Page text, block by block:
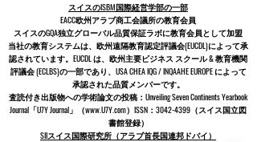
スイスのISBM国際経営学部の一部
EACC欧州アラブ商工会議所の教育会員
スイスのGQA独立グローバル品質保証ラボに教育会員として加盟
当社の教育システムは、欧州遠隔教育認定評議会(EUCDL)によって承
認されています。EUCDL は、 欧州主要ビジネス スクール & 教育機関
評議会 (ECLBS)の一部であり、USA CHEA IQG / INQAAHE EUROPE によって
承認された品質メンバーです。
査読付き出版物への学術論文の投稿：Unveiling Seven Continents Yearbook
Journal「U7Y Journal」（www.U7Y.com）ISSN：3042-4399（スイス国立図
書館登録）
SIIスイス国際研究所（アラブ首長国連邦ドバイ）